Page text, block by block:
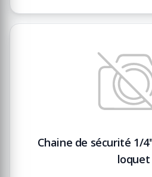
Chaine de sécurité 1/
loquet